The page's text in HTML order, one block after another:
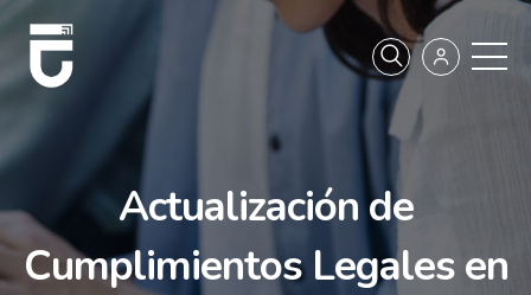
Actualización de
Cumplimientos Legales en